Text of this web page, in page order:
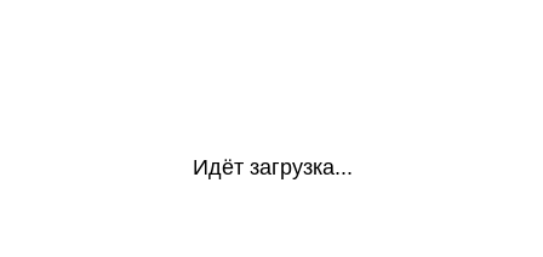
Идёт загрузка...